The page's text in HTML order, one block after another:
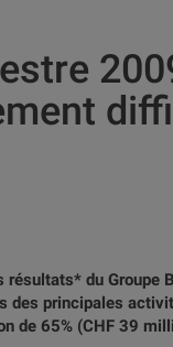
du Groupe
des principales
de 65% (CHF 39